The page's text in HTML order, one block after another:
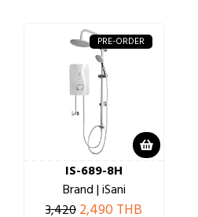
PRE-ORDER
IS-689-8H
Brand | iSani
3,4202,490 THB